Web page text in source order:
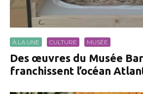
À LA UNE CULTURE MUSÉE
Des œuvres du Musée
franchissent l’océan